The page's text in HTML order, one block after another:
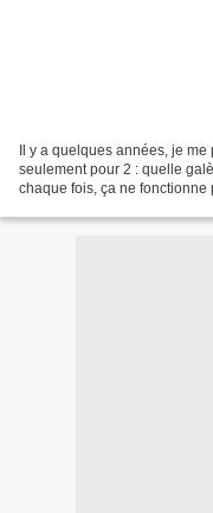
Il y a quelques années, je
seulement pour 2 : quelle
chaque fois, ça ne fonctionne